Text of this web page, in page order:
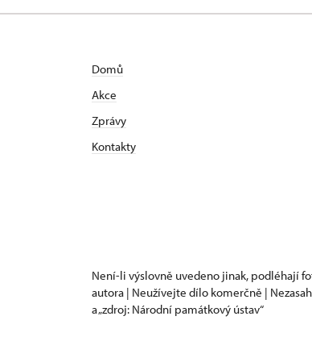
Domů
Akce
Zprávy
Kontakty
Není-li výslovně uvedeno jinak, podléhají
autora | Neužívejte dílo komerčně |
a „zdroj: Národní památkový ústav“